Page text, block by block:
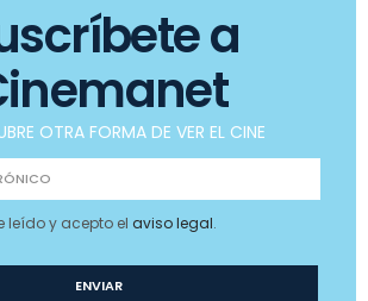
a
OTRA FORMA DE VER EL CINE
leído y acepto el aviso legal.